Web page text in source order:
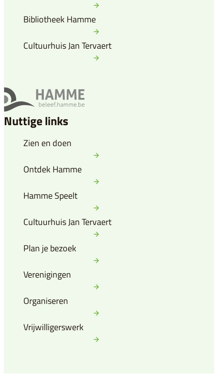
Bibliotheek Hamme
Cultuurhuis Jan Tervaert
Nuttige links
Zien en doen
Ontdek Hamme
Hamme Speelt
Cultuurhuis Jan Tervaert
Plan je bezoek
Verenigingen
Organiseren
Vrijwilligerswerk